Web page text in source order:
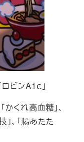
ビンA1ｃ」
くれ高血糖」、
、「腸あたた